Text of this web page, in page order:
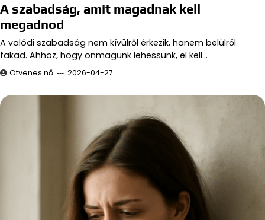
A szabadság, amit magadnak kell
megadnod
A valódi szabadság nem kívülről érkezik, hanem belülről
fakad. Ahhoz, hogy önmagunk lehessünk, el kell…
Ötvenes nő 2026-04-27